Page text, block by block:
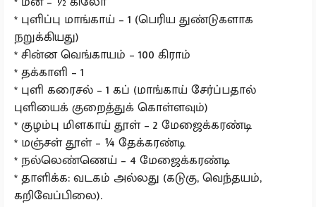
* புளிப்பு மாங்காய் – 1 (பெரிய துண்டுகளாக
நறுக்கியது)
* சின்ன வெங்காயம் – 100 கிராம்
* தக்காளி – 1
* புளி கரைசல் – 1 கப் (மாங்காய் சேர்ப்பதால்
புளியைக் குறைத்துக் கொள்ளவும்)
* குழம்பு மிளகாய் தூள் – 2 மேஜைக்கரண்டி
* மஞ்சள் தூள் – ¼ தேக்கரண்டி
* நல்லெண்ணெய் – 4 மேஜைக்கரண்டி
* தாளிக்க: வடகம் அல்லது (கடுகு, வெந்தயம்,
கறிவேப்பிலை).